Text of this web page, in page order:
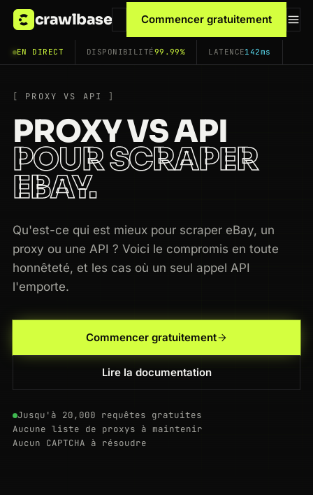
crawlbase Commencer gratuitement
EN DIRECT DISPONIBILITÉ99.99% LATENCE142ms
PROXY VS API
PROXY VS API
POUR SCRAPER
EBAY.
Qu'est-ce qui est mieux pour scraper eBay, un
proxy ou une API ? Voici le compromis en toute
honnêteté, et les cas où un seul appel API
l'emporte.
Commencer gratuitement
Lire la documentation
Jusqu'à 20,000 requêtes gratuites
Aucune liste de proxys à maintenir
Aucun CAPTCHA à résoudre